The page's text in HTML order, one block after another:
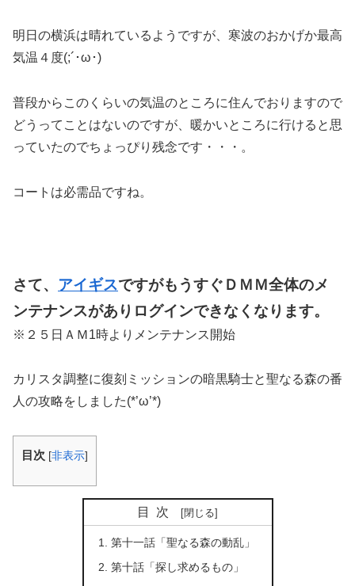
明日の横浜は晴れているようですが、寒波のおかげか最高
気温４度(;´･ω･)
普段からこのくらいの気温のところに住んでおりますので
どうってことはないのですが、暖かいところに行けると思
っていたのでちょっぴり残念です・・・。
コートは必需品ですね。
さて、 アイギスですがもうすぐＤＭＭ全体のメ
ンテナンスがありログインできなくなります。
※２５日ＡＭ1時よりメンテナンス開始
カリスタ調整に復刻ミッションの暗黒騎士と聖なる森の番
人の攻略をしました(*’ω’*)
目次 [非表示]
目次
第十一話「聖なる森の動乱」
第十話「探し求めるもの」